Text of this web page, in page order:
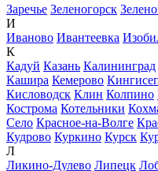
Заречье Зеленогорск
И
Иваново Ивантеевка
К
Кадуй Казань Калининград
Кашира Кемерово
Кисловодск Клин Колпино
Кострома Котельники
Село Красное-на-Волге
Кудрово Куркино Курск
Л
Ликино-Дулево Липецк